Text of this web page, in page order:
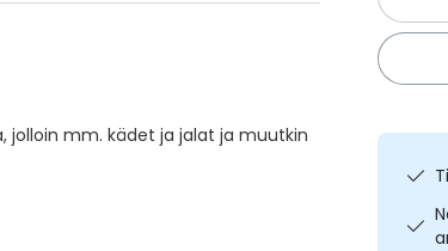
jolloin mm. kädet ja jalat ja muutkin